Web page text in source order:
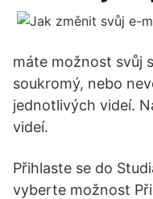
máte možnost svůj
soukromý, nebo
jednotlivých videí.
videí.
Přihlaste se do
vyberte možnost